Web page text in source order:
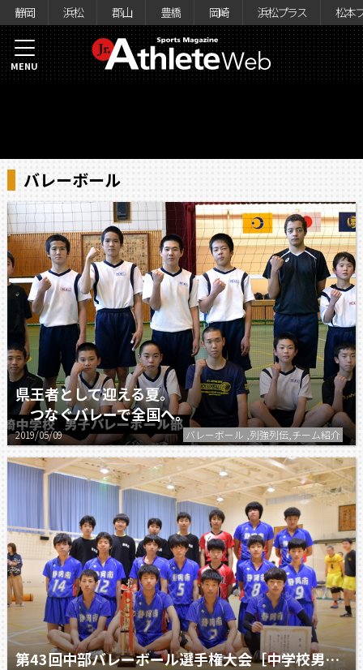
静岡 浜松 郡山 豊橋 岡崎 浜松プラス 松本
MENU
バレーボール
県王者として迎える夏。
つなぐバレーで全国へ。
2019/05/09 バレーボール ,列強列伝,チーム紹介
第43回中部バレーボール選手権大会［中学校男子］ 4/28結果